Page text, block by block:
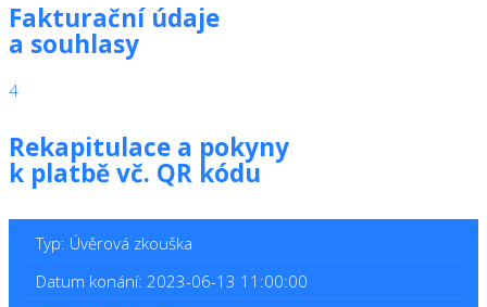
Fakturační údaje
a souhlasy
4
Rekapitulace a pokyny
k platbě vč. QR kódu
Typ: Úvěrová zkouška
Datum konání: 2023-06-13 11:00:00